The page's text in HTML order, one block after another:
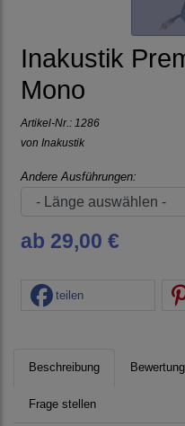
Inakustik
Mono
Artikel-Nr.: 1286
von Inakustik
Andere Ausführungen:
ab 29,00 €
teilen
Beschreibung
Frage stellen